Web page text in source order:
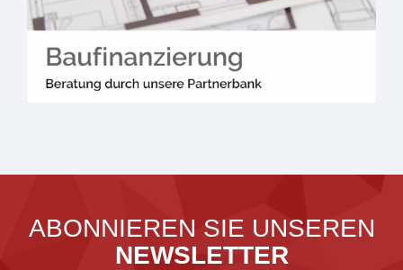
ABONNIEREN SIE UNSEREN
NEWSLETTER